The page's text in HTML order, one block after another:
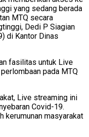
yang sedang berada
MTQ secara
Dedi P Siagian
di Kantor Dinas
fasilitas untuk Live
pada MTQ
Live streaming ini
Covid-19.
kerumunan masyarakat